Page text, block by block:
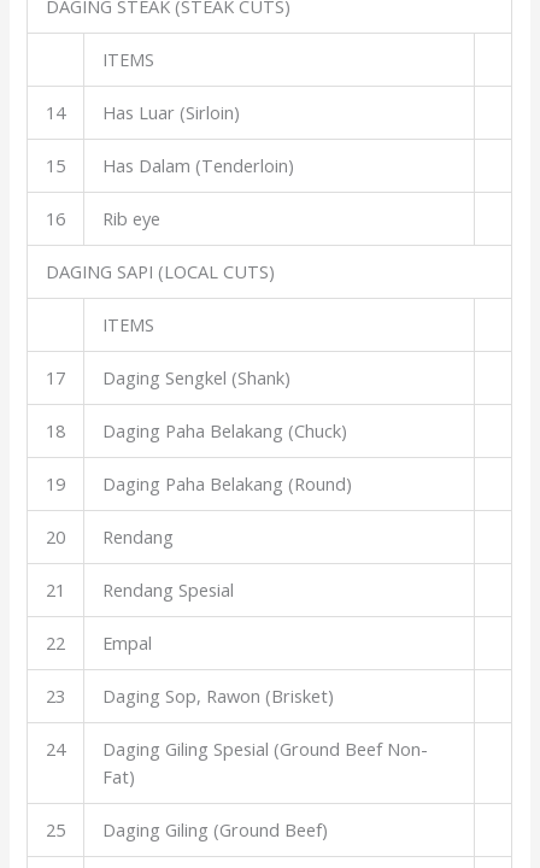
DAGING STEAK (STEAK CUTS)
ITEMS
14 Has Luar (Sirloin)
15 Has Dalam (Tenderloin)
16 Rib eye
DAGING SAPI (LOCAL CUTS)
ITEMS
17 Daging Sengkel (Shank)
18 Daging Paha Belakang (Chuck)
19 Daging Paha Belakang (Round)
20 Rendang
21 Rendang Spesial
22 Empal
23 Daging Sop, Rawon (Brisket)
24
Daging Giling Spesial (Ground Beef Non-
Fat)
25 Daging Giling (Ground Beef)